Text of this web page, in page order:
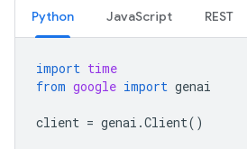
Python JavaScript REST
import time
from google import genai
client = genai .Client()